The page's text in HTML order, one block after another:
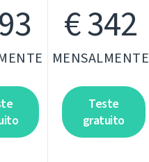
€ 342
MENSALMENTE
Teste
gratuito